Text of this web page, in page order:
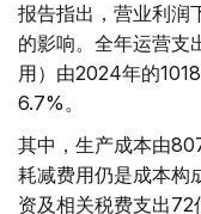
报告指出，营业利润
的影响。全年运营支
用）由2024年的
6.7%。
其中，生产成本由
耗减费用仍是成本构
资及相关税费支出72